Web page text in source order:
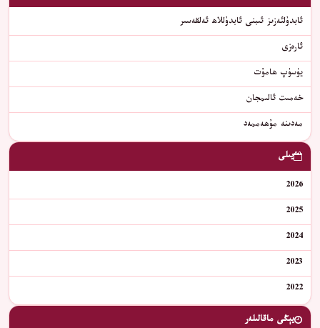
ئابدۇلئەزىز ئىبنى ئابدۇللاھ ئەلقەسىر
ئارەزى
يۈسۈپ ھامۇت
خەمىت ئالىمجان
مەدىنە مۇھەممەد
يىلى
2026
2025
2024
2023
2022
يېڭى ماقالىلەر